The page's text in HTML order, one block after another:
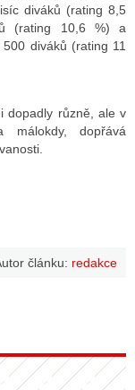
diváků (rating 8,5
(rating 10,6 %) a
diváků (rating 11
dopadly různě, ale v
málokdy, dopřává
článku: redakce